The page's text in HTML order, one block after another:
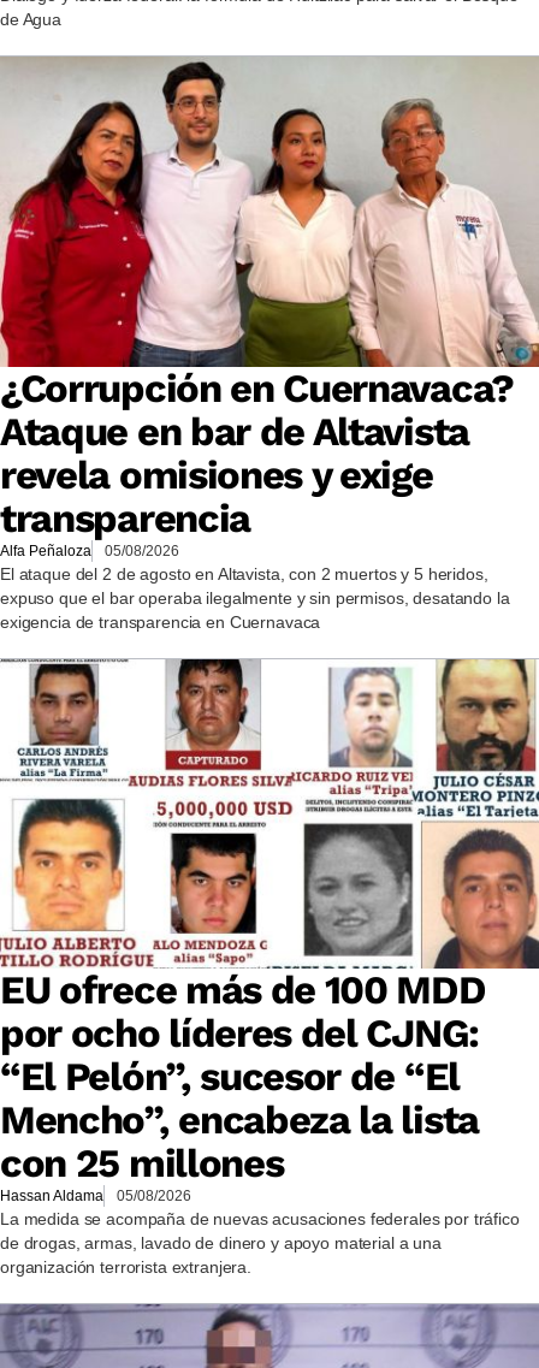
de Agua
¿Corrupción en Cuernavaca?
Ataque en bar de Altavista
revela omisiones y exige
transparencia
Alfa Peñaloza 05/08/2026
El ataque del 2 de agosto en Altavista, con 2 muertos y 5 heridos,
expuso que el bar operaba ilegalmente y sin permisos, desatando la
exigencia de transparencia en Cuernavaca
EU ofrece más de 100 MDD
por ocho líderes del CJNG:
“El Pelón”, sucesor de “El
Mencho”, encabeza la lista
con 25 millones
Hassan Aldama 05/08/2026
La medida se acompaña de nuevas acusaciones federales por tráfico
de drogas, armas, lavado de dinero y apoyo material a una
organización terrorista extranjera.